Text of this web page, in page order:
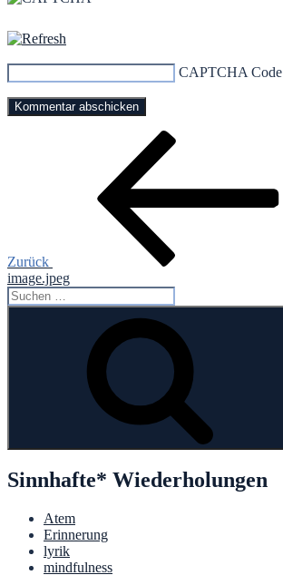
CAPTCHA Code
Beitragsnavigation
Zurück
image.jpeg
Suche
nach:
Sinnhafte* Wiederholungen
Atem
Erinnerung
lyrik
mindfulness